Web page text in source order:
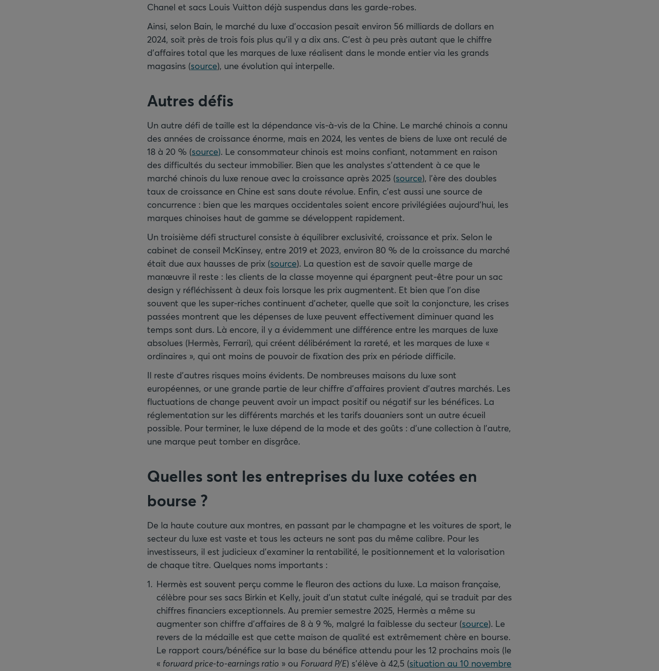
Chanel et sacs Louis Vuitton déjà suspendus dans les garde-robes.
Ainsi, selon Bain, le marché du luxe d’occasion pesait environ 56 milliards de dollars en
2024, soit près de trois fois plus qu’il y a dix ans. C’est à peu près autant que le chiffre
d’affaires total que les marques de luxe réalisent dans le monde entier via les grands
magasins (source), une évolution qui interpelle.
Autres défis
Un autre défi de taille est la dépendance vis-à-vis de la Chine. Le marché chinois a connu
des années de croissance énorme, mais en 2024, les ventes de biens de luxe ont reculé de
18 à 20 % (source). Le consommateur chinois est moins confiant, notamment en raison
des difficultés du secteur immobilier. Bien que les analystes s’attendent à ce que le
marché chinois du luxe renoue avec la croissance après 2025 (source), l’ère des doubles
taux de croissance en Chine est sans doute révolue. Enfin, c’est aussi une source de
concurrence : bien que les marques occidentales soient encore privilégiées aujourd’hui, les
marques chinoises haut de gamme se développent rapidement.
Un troisième défi structurel consiste à équilibrer exclusivité, croissance et prix. Selon le
cabinet de conseil McKinsey, entre 2019 et 2023, environ 80 % de la croissance du marché
était due aux hausses de prix (source). La question est de savoir quelle marge de
manœuvre il reste : les clients de la classe moyenne qui épargnent peut-être pour un sac
design y réfléchissent à deux fois lorsque les prix augmentent. Et bien que l’on dise
souvent que les super-riches continuent d’acheter, quelle que soit la conjoncture, les crises
passées montrent que les dépenses de luxe peuvent effectivement diminuer quand les
temps sont durs. Là encore, il y a évidemment une différence entre les marques de luxe
absolues (Hermès, Ferrari), qui créent délibérément la rareté, et les marques de luxe «
ordinaires », qui ont moins de pouvoir de fixation des prix en période difficile.
Il reste d’autres risques moins évidents. De nombreuses maisons du luxe sont
européennes, or une grande partie de leur chiffre d’affaires provient d’autres marchés. Les
fluctuations de change peuvent avoir un impact positif ou négatif sur les bénéfices. La
réglementation sur les différents marchés et les tarifs douaniers sont un autre écueil
possible. Pour terminer, le luxe dépend de la mode et des goûts : d’une collection à l’autre,
une marque peut tomber en disgrâce.
Quelles sont les entreprises du luxe cotées en
bourse ?
De la haute couture aux montres, en passant par le champagne et les voitures de sport, le
secteur du luxe est vaste et tous les acteurs ne sont pas du même calibre. Pour les
investisseurs, il est judicieux d’examiner la rentabilité, le positionnement et la valorisation
de chaque titre. Quelques noms importants :
Hermès est souvent perçu comme le fleuron des actions du luxe. La maison française,
célèbre pour ses sacs Birkin et Kelly, jouit d’un statut culte inégalé, qui se traduit par des
chiffres financiers exceptionnels. Au premier semestre 2025, Hermès a même su
augmenter son chiffre d’affaires de 8 à 9 %, malgré la faiblesse du secteur (source). Le
revers de la médaille est que cette maison de qualité est extrêmement chère en bourse.
Le rapport cours/bénéfice sur la base du bénéfice attendu pour les 12 prochains mois (le
« forward price-to-earnings ratio » ou Forward P/E) s’élève à 42,5 (situation au 10 novembre